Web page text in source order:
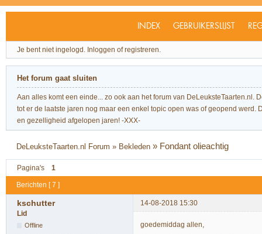
INDEX GEBRUIKERSLIJST
Je bent niet ingelogd. Inloggen of registreren.
Het forum gaat sluiten
Aan alles komt een einde... zo ook aan het forum van
tot er de laatste jaren nog maar een enkel topic open was of geopend
en gezelligheid afgelopen jaren! -XXX-
DeLeuksteTaarten.nl Forum » Bekleden » Fondant olieachtig
Pagina's 1
Berichten [ 7 ]
kschutter
14-08-2018 15:30
Lid
Offline goedemiddag allen,